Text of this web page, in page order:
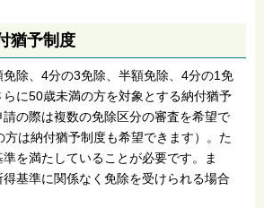
猶予制度
除、4分の3免除、半額免除、4分の1免
に50歳未満の方を対象とする納付猶予
の際は複数の免除区分の審査を希望で
方は納付猶予制度も希望できます）。た
を満たしていることが必要です。ま
基準に関係なく免除を受けられる場合